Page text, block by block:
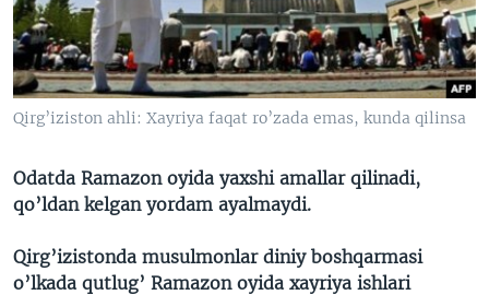
VIDEO
XABARLAR SURATLARDA
ODNOKLASSNIKI
TELEGRAM
TWITTER
Qirg’iziston ahli: Xayriya faqat ro’zada emas, kunda qilinsa
Odatda Ramazon oyida yaxshi amallar qilinadi,
qo’ldan kelgan yordam ayalmaydi.
Qirg’izistonda musulmonlar diniy boshqarmasi
o’lkada qutlug’ Ramazon oyida xayriya ishlari